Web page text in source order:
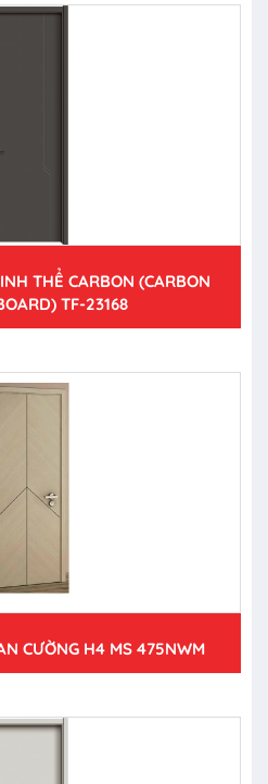
THỂ CARBON (CARBON
TF-23168
CƯỜNG H4 MS 475NWM